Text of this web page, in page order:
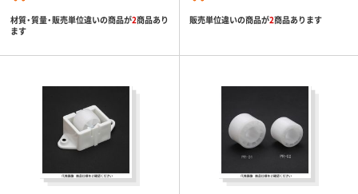
材質・質量・販売単位違いの商品が2商品あり
ます
販売単位違いの商品が2商品あります